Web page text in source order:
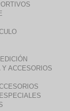
Y ACCESORIOS